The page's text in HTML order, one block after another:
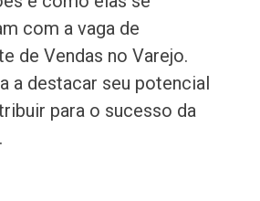
com a vaga de
de Vendas no Varejo.
a destacar seu potencial
para o sucesso da